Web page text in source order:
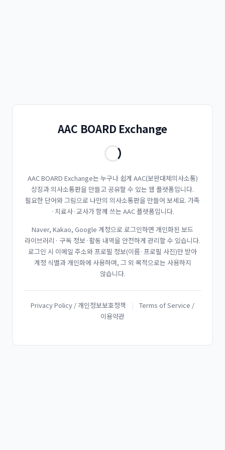
AAC BOARD Exchange
AAC BOARD Exchange는 누구나 쉽게 AAC(보완대체의사소통)
상징과 의사소통판을 만들고 공유할 수 있는 웹 플랫폼입니다.
필요한 단어와 그림으로 나만의 의사소통판을 만들어 보세요. 가족
·치료사·교사가 함께 쓰는 AAC 플랫폼입니다.
Naver, Kakao, Google 계정으로 로그인하면 개인화된 보드
라이브러리· 구독 정보·활동 내역을 안전하게 관리할 수 있습니다.
로그인 시 이메일 주소와 프로필 정보(이름·프로필 사진)만 받아
계정 식별과 개인화에 사용하며, 그 외 목적으로는 사용하지
않습니다.
Privacy Policy / 개인정보보호정책 |
Terms of Service /
이용약관